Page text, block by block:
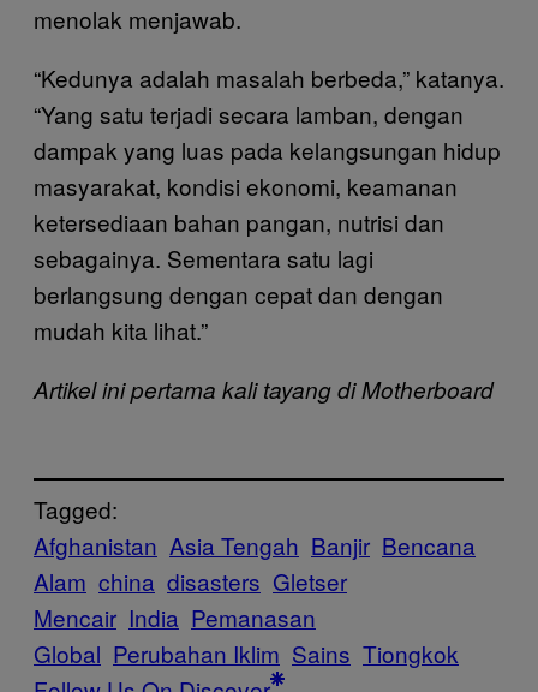
menolak menjawab.
“Kedunya adalah masalah berbeda,” katanya.
“Yang satu terjadi secara lamban, dengan
dampak yang luas pada kelangsungan hidup
masyarakat, kondisi ekonomi, keamanan
ketersediaan bahan pangan, nutrisi dan
sebagainya. Sementara satu lagi
berlangsung dengan cepat dan dengan
mudah kita lihat.”
Artikel ini pertama kali tayang di Motherboard
Tagged:
Afghanistan Asia Tengah Banjir Bencana
Alam china disasters Gletser
Mencair India Pemanasan
Global Perubahan Iklim Sains Tiongkok